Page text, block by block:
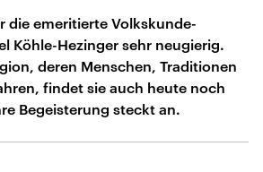
die emeritierte Volkskunde-
Köhle-Hezinger sehr neugierig.
deren Menschen, Traditionen
findet sie auch heute noch
Begeisterung steckt an.